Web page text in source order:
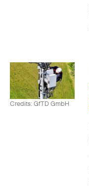
Credits: GfTD GmbH